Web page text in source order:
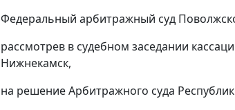
Федеральный арбитражный суд
рассмотрев в судебном заседании
Нижнекамск,
на решение Арбитражного суда